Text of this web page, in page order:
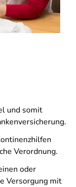
und somit
Verordnung.
oder
Versorgung mit